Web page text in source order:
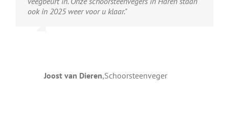
ook in 2025 weer voor u klaar."
Joost van Dieren,Schoorsteenveger